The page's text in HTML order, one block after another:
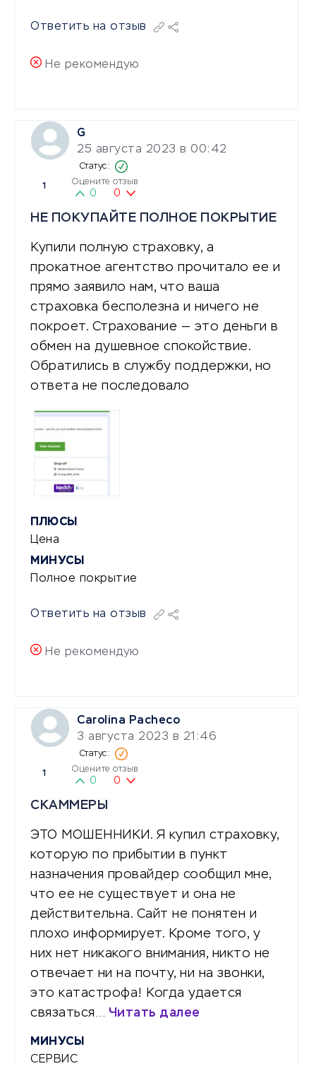
Ответить на отзыв
Не рекомендую
G
25 августа 2023 в 00:42
1 Оцените отзыв
0 0
НЕ ПОКУПАЙТЕ ПОЛНОЕ ПОКРЫТИЕ
Купили полную страховку, а
прокатное агентство прочитало ее и
прямо заявило нам, что ваша
страховка бесполезна и ничего не
покроет. Страхование — это деньги в
обмен на душевное спокойствие.
Обратились в службу поддержки, но
ответа не последовало
ПЛЮСЫ
Цена
МИНУСЫ
Полное покрытие
Ответить на отзыв
Не рекомендую
Carolina Pacheco
3 августа 2023 в 21:46
1 Оцените отзыв
0 0
СКАММЕРЫ
ЭТО МОШЕННИКИ. Я купил страховку,
которую по прибытии в пункт
назначения провайдер сообщил мне,
что ее не существует и она не
действительна. Сайт не понятен и
плохо информирует. Кроме того, у
них нет никакого внимания, никто не
отвечает ни на почту, ни на звонки,
это катастрофа! Когда удается
связаться… Читать далее
МИНУСЫ
СЕРВИС